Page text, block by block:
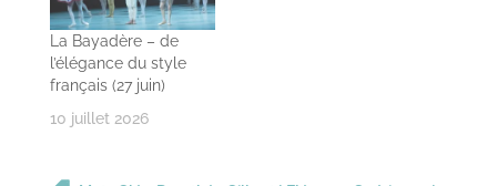
La Bayadère – de
l’élégance du style
français (27 juin)
10 juillet 2026